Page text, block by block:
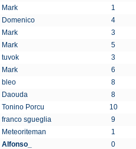
Mark 1
Domenico 4
Mark 3
Mark 5
tuvok 3
Mark 6
bleo 8
Daouda 8
Tonino Porcu 10
franco sgueglia 9
Meteoriteman 1
Alfonso_ 0